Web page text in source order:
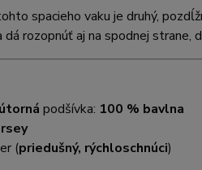
spacieho vaku je druhý,
dá rozopnúť aj na spodnej
podšívka: 100 % bavlna
(priedušný, rýchloschnúci)